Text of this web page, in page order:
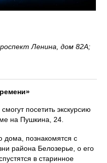
Ленина, дом 82А;
посетить экскурсию
на Пушкина, 24.
дома, познакомятся с
района Белозерье, о его
в старинное